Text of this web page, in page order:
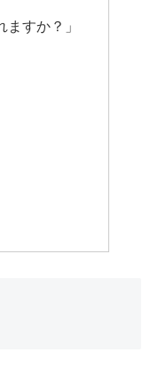
すか？」